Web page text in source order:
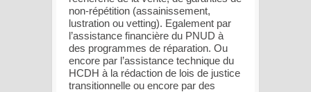
non-répétition (assainissement,
lustration ou vetting). Egalement par
l’assistance financière du PNUD à
des programmes de réparation. Ou
encore par l’assistance technique du
HCDH à la rédaction de lois de justice
transitionnelle ou encore par des